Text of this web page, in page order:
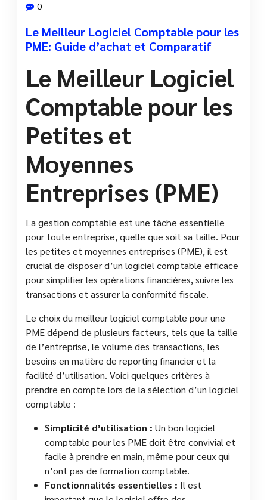
0
Le Meilleur Logiciel Comptable pour les
PME: Guide d’achat et Comparatif
Le Meilleur Logiciel
Comptable pour les
Petites et
Moyennes
Entreprises (PME)
La gestion comptable est une tâche essentielle
pour toute entreprise, quelle que soit sa taille. Pour
les petites et moyennes entreprises (PME), il est
crucial de disposer d’un logiciel comptable efficace
pour simplifier les opérations financières, suivre les
transactions et assurer la conformité fiscale.
Le choix du meilleur logiciel comptable pour une
PME dépend de plusieurs facteurs, tels que la taille
de l’entreprise, le volume des transactions, les
besoins en matière de reporting financier et la
facilité d’utilisation. Voici quelques critères à
prendre en compte lors de la sélection d’un logiciel
comptable :
Simplicité d’utilisation : Un bon logiciel
comptable pour les PME doit être convivial et
facile à prendre en main, même pour ceux qui
n’ont pas de formation comptable.
Fonctionnalités essentielles : Il est